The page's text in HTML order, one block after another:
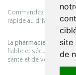
site
de
Commandez
rapide au drive ou la
Lapharmacie Cayeux
fiable et sécurisée, en
santé et de votre bien-